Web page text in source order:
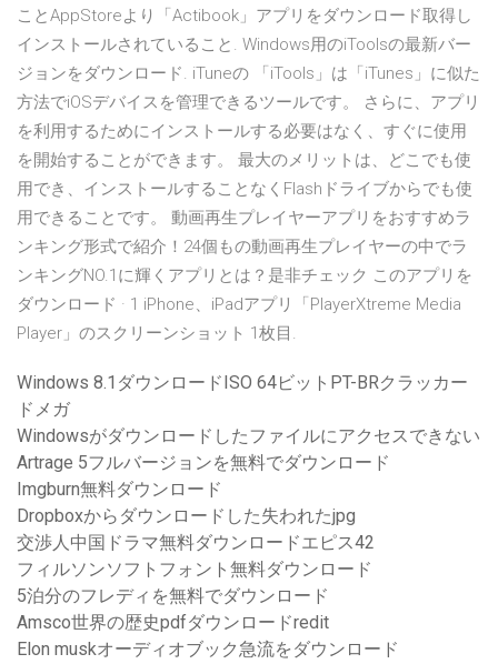
ことAppStoreより「Actibook」アプリをダウンロード取得し
インストールされていること. Windows用のiToolsの最新バー
ジョンをダウンロード. iTuneの 「iTools」は「iTunes」に似た
方法でiOSデバイスを管理できるツールです。 さらに、アプリ
を利用するためにインストールする必要はなく、すぐに使用
を開始することができます。 最大のメリットは、どこでも使
用でき、インストールすることなくFlashドライブからでも使
用できることです。 動画再生プレイヤーアプリをおすすめラ
ンキング形式で紹介！24個もの動画再生プレイヤーの中でラ
ンキングNO.1に輝くアプリとは？是非チェック このアプリを
ダウンロード · 1 iPhone、iPadアプリ「PlayerXtreme Media
Player」のスクリーンショット 1枚目.
Windows 8.1ダウンロードISO 64ビットPT-BRクラッカー
ドメガ
Windowsがダウンロードしたファイルにアクセスできない
Artrage 5フルバージョンを無料でダウンロード
Imgburn無料ダウンロード
Dropboxからダウンロードした失われたjpg
交渉人中国ドラマ無料ダウンロードエピス42
フィルソンソフトフォント無料ダウンロード
5泊分のフレディを無料でダウンロード
Amsco世界の歴史pdfダウンロードredit
Elon muskオーディオブック急流をダウンロード